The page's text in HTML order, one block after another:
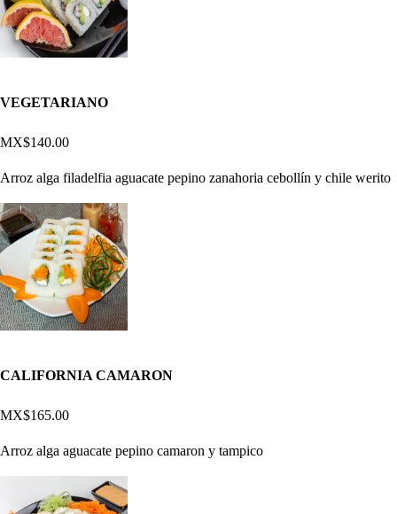
VEGETARIANO
MX$140.00
Arroz alga filadelfia aguacate pepino zanahoria cebollín y chile werito
CALIFORNIA CAMARON
MX$165.00
Arroz alga aguacate pepino camaron y tampico